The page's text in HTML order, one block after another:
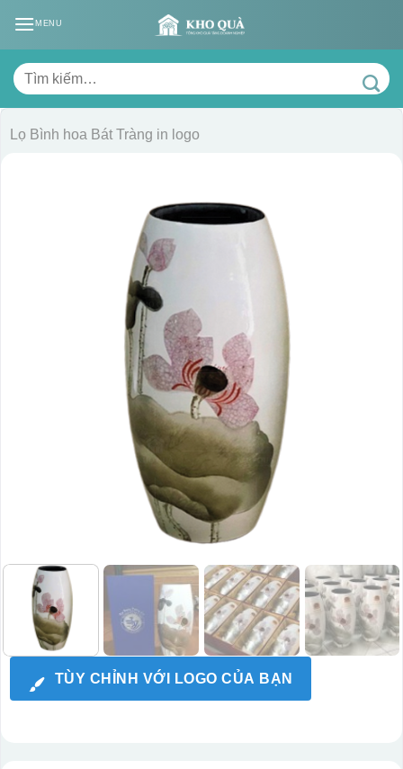
MENU
Tìm
kiếm:
Lọ Bình hoa Bát Tràng in logo
TÙY CHỈNH VỚI LOGO CỦA BẠN